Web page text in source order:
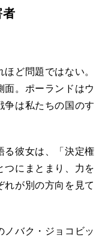
者
ど問題ではない。
。ポーランドはウ
争は私たちの国のす
彼女は、「決定権
つにまとまり、力を
が別の方向を見て
バク・ジョコビッ